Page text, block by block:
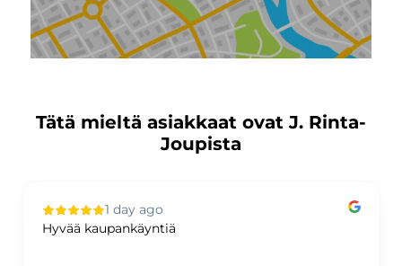
Tätä mieltä asiakkaat ovat J. Rinta-
Joupista
1 day ago
Hyvää kaupankäyntiä